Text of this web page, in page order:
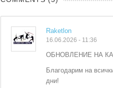
Raketlon
16.06.2026 - 11:36
ОБНОВЛЕНИЕ НА
Благодарим на
дни!